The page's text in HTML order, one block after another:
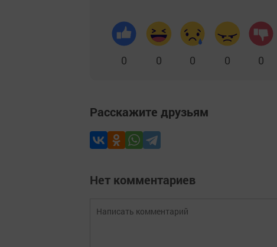
0 0 0 0 0
Расскажите друзьям
Нет комментариев